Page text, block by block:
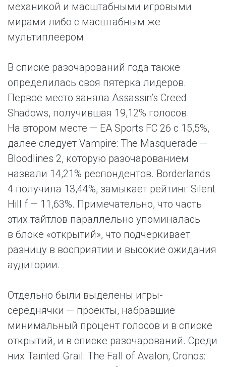
механикой и масштабными игровыми
мирами либо с масштабным же
мультиплеером.
В списке разочарований года также
определилась своя пятерка лидеров.
Первое место заняла Assassin’s Creed
Shadows, получившая 19,12% голосов.
На втором месте — EA Sports FC 26 с 15,5%,
далее следует Vampire: The Masquerade —
Bloodlines 2, которую разочарованием
назвали 14,21% респондентов. Borderlands
4 получила 13,44%, замыкает рейтинг Silent
Hill f — 11,63%. Примечательно, что часть
этих тайтлов параллельно упоминалась
в блоке «открытий», что подчеркивает
разницу в восприятии и высокие ожидания
аудитории.
Отдельно были выделены игры-
середнячки — проекты, набравшие
минимальный процент голосов и в списке
открытий, и в списке разочарований. Среди
них Tainted Grail: The Fall of Avalon, Cronos: